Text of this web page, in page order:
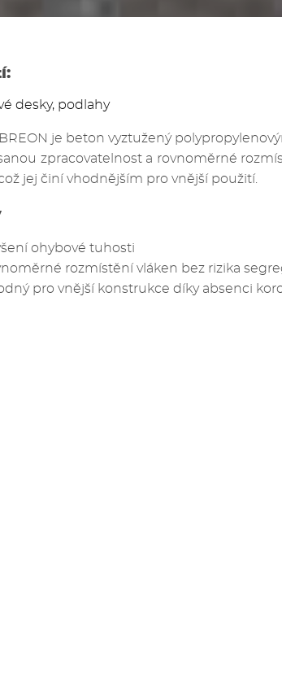
desky, podlahy
je beton vyztužený
zpracovatelnost a rovnoměrné
jej činí vhodnějším pro vnější použití.
ohybové tuhosti
rozmístění vláken bez rizika
pro vnější konstrukce díky absenci